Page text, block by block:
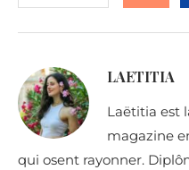
LAETITIA
Laëtitia est
magazine
qui osent rayonner.